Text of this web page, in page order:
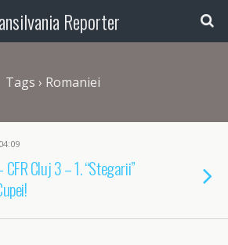
Reporter
Tags › Romaniei
CFR Cluj 3 – 1. “Stegarii”